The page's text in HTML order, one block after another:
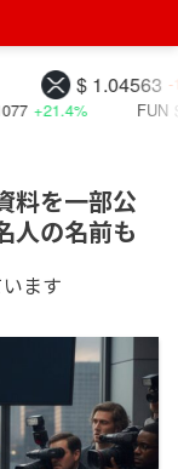
$ 1.04563 -1.2%
FUN
$ 0.00425
料を一部公
人の名前も
ます